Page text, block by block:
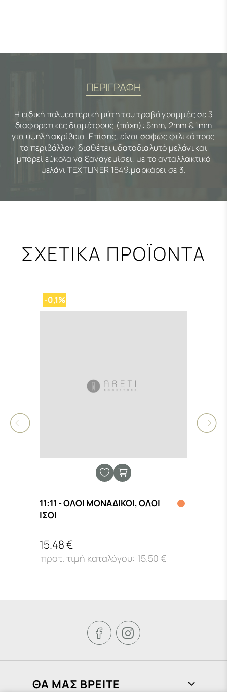
ΠΕΡΙΓΡΑΦΗ
Η ειδική πολυεστερική μύτη του τραβά γραμμές σε 3
διαφορετικές διαμέτρους (πάχη): 5mm, 2mm & 1mm
για υψηλή ακρίβεια. Επίσης, είναι σαφώς φιλικό προς
το περιβάλλον: διαθέτει υδατοδιαλυτό μελάνι και
μπορεί εύκολα να ξαναγεμίσει, με το ανταλλακτικό
μελάνι TEXTLINER 1549.μαρκάρει σε 3.
ΣΧΕΤΙΚΑ ΠΡΟΪΟΝΤΑ
-0,1%
11:11 - ΟΛΟΙ ΜΟΝΑΔΙΚΟΙ, ΟΛΟΙ
ΙΣΟΙ
15.48 €
15.50 €
 
ΘΑ ΜΑΣ ΒΡΕΙΤΕ